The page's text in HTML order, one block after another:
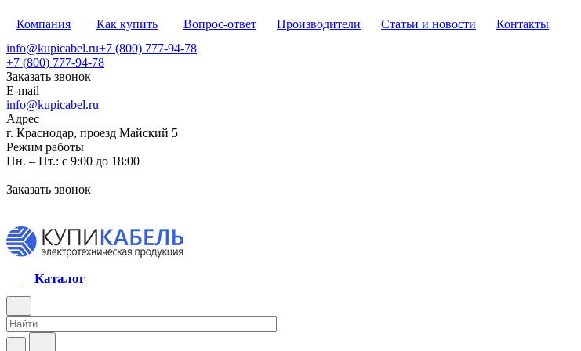
Компания Как купить Вопрос-ответ Производители Статьи и новости
Контакты
info@kupicabel.ru+7 (800) 777-94-78
+7 (800) 777-94-78
Заказать звонок
E-mail
info@kupicabel.ru
Адрес
г. Краснодар, проезд Майский 5
Режим работы
Пн. – Пт.: с 9:00 до 18:00
Заказать звонок
Каталог